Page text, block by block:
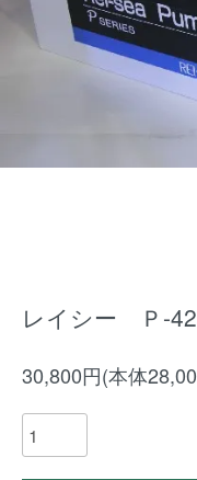
レイシー Ｐ-
30,800円(本体